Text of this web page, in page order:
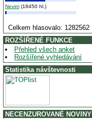
Nevim (18450 hl.)
Celkem hlasovalo: 1282562
ROZŠÍŘENÉ FUNKCE
Přehled všech anket
Rozšířené vyhledávání
Statistika návštevnosti
NECENZUROVANÉ NOVINY